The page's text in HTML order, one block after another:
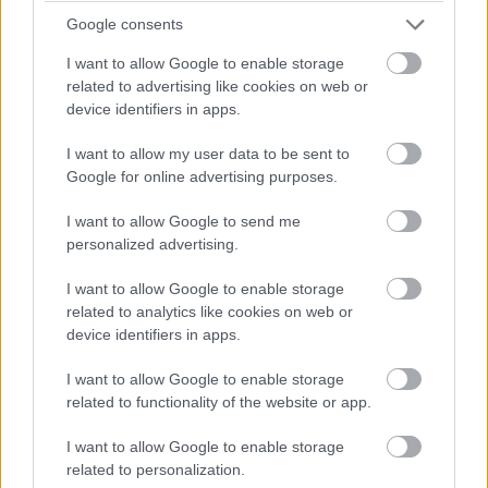
Google consents
I want to allow Google to enable storage
related to advertising like cookies on web or
device identifiers in apps.
I want to allow my user data to be sent to
Google for online advertising purposes.
I want to allow Google to send me
personalized advertising.
I want to allow Google to enable storage
related to analytics like cookies on web or
device identifiers in apps.
I want to allow Google to enable storage
related to functionality of the website or app.
I want to allow Google to enable storage
related to personalization.
Yrityksen taseen loppusumma 450 000
Yrityksen liikevaihto 900 000 euroa.
keskimäärin 10 henkilöä.
olevista rajoista ylittyy päättyneellä ja sitä
tilinpäätöspäivänä.
Yrityksen taseen loppusumma 7 500 000
euroa.
Yrityksen liikevaihto 15 000 000 euroa.
Yrityksen tilikauden aikana palveluksessa
keskimäärin 50 henkilöä.